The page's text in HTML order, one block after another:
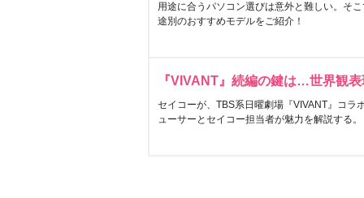
用途に合うパソコン選びは意外と難しい。そ
途別のおすすめモデルをご紹介！
『VIVANT』続編の鍵は…世界観
セイコーが、TBS系日曜劇場『VIVANT』コラ
ューサーとセイコー担当者が魅力を解説する。